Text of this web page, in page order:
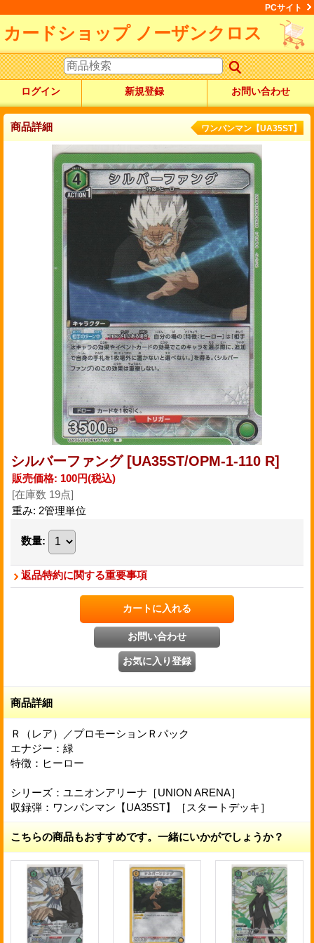
PCサイト
カードショップ ノーザンクロス
ログイン 新規登録 お問い合わせ
商品詳細 ワンパンマン【UA35ST】
シルバーファング [UA35ST/OPM-1-110 R]
販売価格: 100円(税込)
[在庫数 19点]
重み: 2管理単位
数量:
返品特約に関する重要事項
商品詳細
Ｒ（レア）／プロモーションＲパック
エナジー：緑
特徴：ヒーロー
シリーズ：ユニオンアリーナ［UNION ARENA］
収録弾：ワンパンマン【UA35ST】［スタートデッキ］
こちらの商品もおすすめです。一緒にいかがでしょうか？